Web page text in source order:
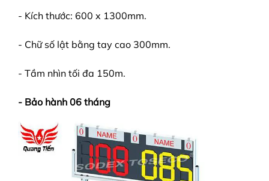
- Kích thước: 600 x 1300mm.
- Chữ số lật bằng tay cao 300mm.
- Tầm nhìn tối đa 150m.
- Bảo hành 06 tháng